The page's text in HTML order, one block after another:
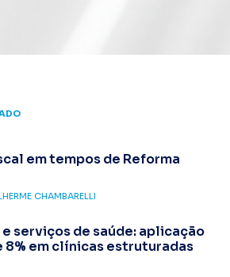
em tempos de Reforma
CHAMBARELLI
serviços de saúde: aplicação
8% em clínicas estruturadas